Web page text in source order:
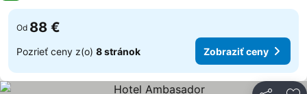
Od 88 €
Pozrieť ceny z(o) 8 stránok Zobraziť ceny